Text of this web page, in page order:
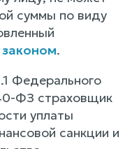
суммы по виду
.
Федерального
ФЗ страховщик
уплаты
санкции и